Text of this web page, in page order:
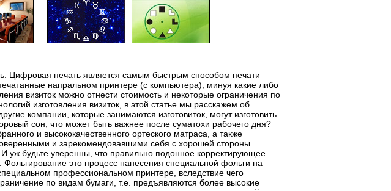
Цифровая печать является самым быстрым способом печати
напральном принтере (с компьютера), минуя какие либо
визиток можно отнести стоимость и некоторые ограничения по
изготовления визиток, в этой статье мы расскажем об
компании, которые занимаются изготовиток, могут изготовить
сон, что может быть важнее после суматохи рабочего дня?
и высококачественного ортеского матраса, а также
и зарекомендовавшими себя с хорошей стороны
уж будьте уверенны, что правильно подонное корректирующее
это процесс нанесения специальной фольги на
профессиональном принтере, вследствие чего
по видам бумаги, т.е. предъявляются более высокие